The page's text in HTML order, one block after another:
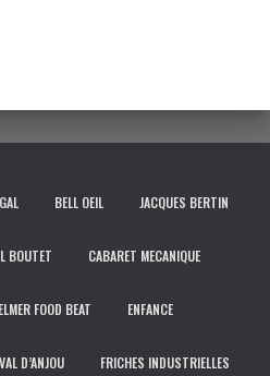
BELL OEIL JACQUES BERTIN
BOUTET CABARET MECANIQUE
ELMER FOOD BEAT ENFANCE
D’ANJOU FRICHES INDUSTRIELLES